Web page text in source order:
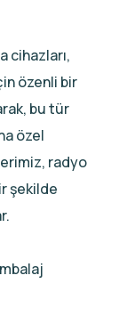
cihazları,
özenli bir
bu tür
özel
radyo
şekilde